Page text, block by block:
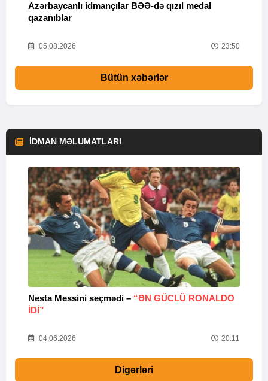
Azərbaycanlı idmançılar BƏƏ-də qızıl medal
qazanıblar
05.08.2026 23:50
Bütün xəbərlər
İDMAN MƏLUMATLARI
Nesta Messini seçmədi – “ƏN GÜCLÜ RONALDO
IDI”
04.06.2026 20:11
Digərləri